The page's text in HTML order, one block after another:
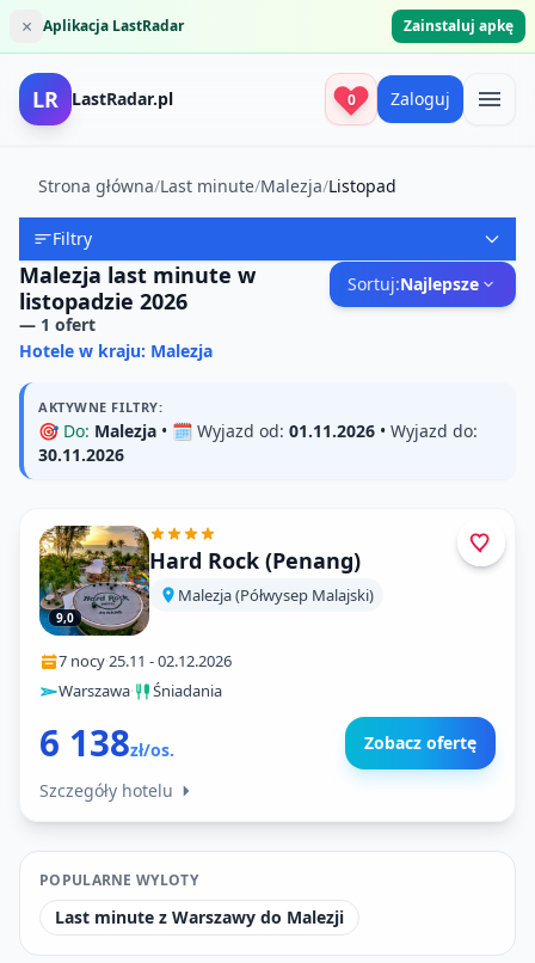
× Aplikacja LastRadar Zainstaluj apkę
LR LastRadar.pl 0 Zaloguj
Strona główna/Last minute/Malezja/Listopad
Filtry
Malezja last minute w
listopadzie 2026
— 1 ofert
Sortuj:Najlepsze
Hotele w kraju: Malezja
AKTYWNE FILTRY:
🎯 Do: Malezja • 🗓️ Wyjazd od: 01.11.2026 • Wyjazd do:
30.11.2026
9,0
Hard Rock (Penang)
Malezja (Półwysep Malajski)
7 nocy·25.11 -02.12.2026
Warszawa· Śniadania
6 138zł/os. Zobacz ofertę
Szczegóły hotelu
POPULARNE WYLOTY
Last minute z Warszawy do Malezji